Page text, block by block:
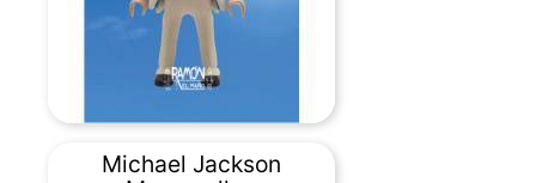
Michael Jackson